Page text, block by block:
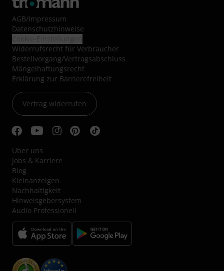
AGB/Impressum
Datenschutzhinweise
Widerrufsrecht für Verbraucher
Bestellvorgang/Vertragsabschluss
Mängelhaftungsrecht
Erklärung zur Barrierefreiheit
Vertrag widerrufen
Über uns
Jobs & Karriere
Blog
Kleinanzeigen
Nachhaltigkeit
Hinweisgebersystem
Audio Professionell